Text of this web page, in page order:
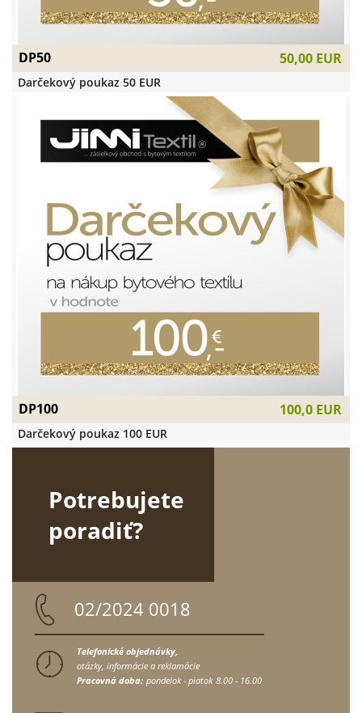
DP50 50,00 EUR
Darčekový poukaz 50 EUR
DP100 100,0 EUR
Darčekový poukaz 100 EUR
Potrebujete
poradiť?
02/2024 0018
Telefonické objednávky,
otázky, informácie a reklamácie
Pracovná doba: pondelok - piatok 8.00 - 16.00